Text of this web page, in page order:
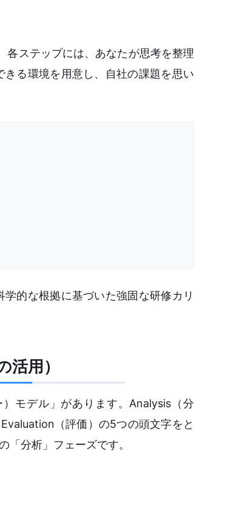
各ステップには、あなたが思考を整理
る環境を用意し、自社の課題を思い
的な根拠に基づいた強固な研修カリ
用）
モデル」があります。Analysis（分
（評価）の5つの頭文字をと
「分析」フェーズです。